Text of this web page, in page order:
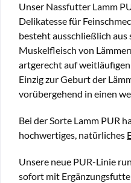
Unser Nassfutter Lamm
Delikatesse für
besteht ausschließlich aus
Muskelfleisch von
artgerecht auf
Einzig zur Geburt der
vorübergehend in einen
Bei der Sorte Lamm PUR
hochwertiges, natürliches
Unsere neue PUR-Linie
sofort mit